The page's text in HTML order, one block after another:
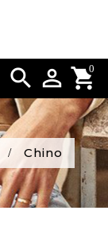
 0
Chino